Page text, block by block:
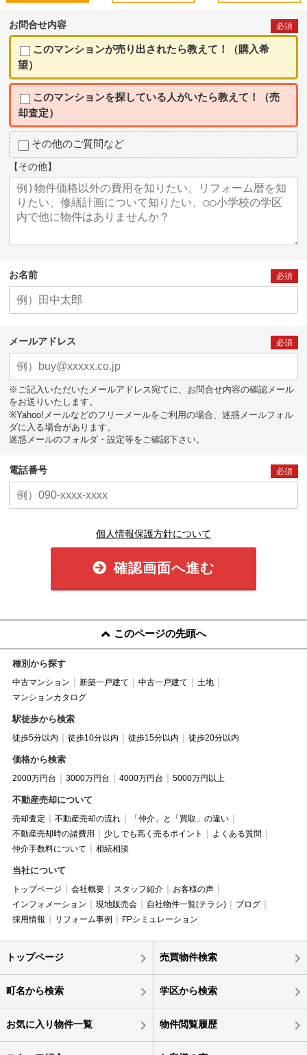
お問合せ内容 必須
このマンションが売り出されたら教えて！（購入希
望）
このマンションを探している人がいたら教えて！（売
却査定）
その他のご質問など
【その他】
お名前 必須
メールアドレス 必須
※ご記入いただいたメールアドレス宛てに、お問合せ内容の確認メール
をお送りいたします。
※Yahoo!メールなどのフリーメールをご利用の場合、迷惑メールフォル
ダに入る場合があります。
迷惑メールのフォルダ・設定等をご確認下さい。
電話番号 必須
個人情報保護方針について
確認画面へ進む
このページの先頭へ
種別から探す
中古マンション 新築一戸建て 中古一戸建て
土地
マンションカタログ
駅徒歩から検索
徒歩5分以内 徒歩10分以内 徒歩15分以内 徒歩20分以内
価格から検索
2000万円台 3000万円台 4000万円台 5000万円以上
不動産売却について
売却査定 不動産売却の流れ
「仲介」と「買取」の違い
不動産売却時の諸費用
少しでも高く売るポイント
よくある質問
仲介手数料について
相続相談
当社について
トップページ 会社概要 スタッフ紹介
お客様の声
インフォメーション
現地販売会 自社物件一覧(チラシ)
ブログ
採用情報
リフォーム事例 FPシミュレーション
トップページ 売買物件検索
町名から検索 学区から検索
お気に入り物件一覧 物件閲覧履歴